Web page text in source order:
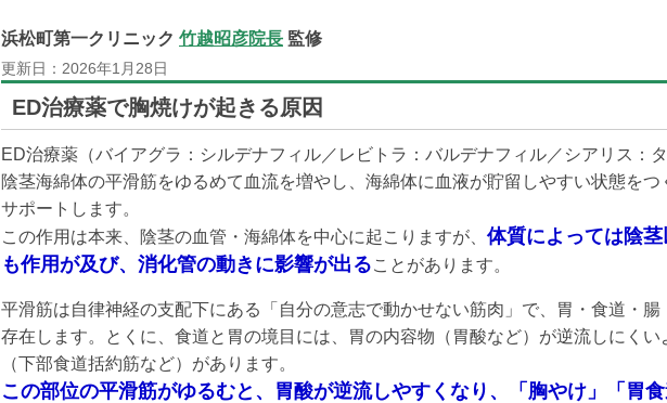
浜松町第一クリニック 竹越昭彦院長 監修
更新日： 2026年1月28日
ED治療薬で胸焼けが起きる原因
ED治療薬（バイアグラ：シルデナフィル／レビトラ：バルデナフィル／シアリス：タ
陰茎海綿体の平滑筋をゆるめて血流を増やし、海綿体に血液が貯留しやすい状態をつ
サポートします。
この作用は本来、陰茎の血管・海綿体を中心に起こりますが、 体質によっては陰
も作用が及び、消化管の動きに影響が出ることがあります。
平滑筋は自律神経の支配下にある「自分の意志で動かせない筋肉」で、胃・食道・腸
存在します。とくに、食道と胃の境目には、胃の内容物（胃酸など）が逆流しにくい
（下部食道括約筋など）があります。
この部位の平滑筋がゆるむと、胃酸が逆流しやすくなり、「胸やけ」「胃